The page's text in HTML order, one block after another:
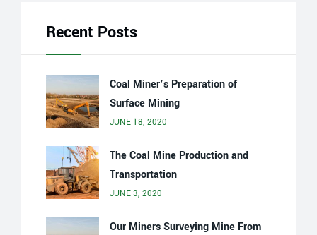
Recent Posts
Coal Miner’s Preparation of
Surface Mining
JUNE 18, 2020
The Coal Mine Production and
Transportation
JUNE 3, 2020
Our Miners Surveying Mine From